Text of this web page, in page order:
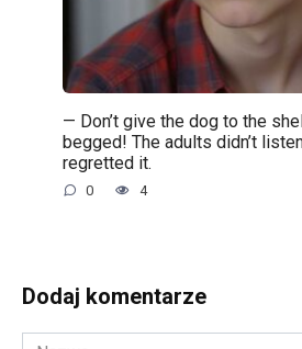
— Don’t give the dog to the
begged! The adults didn’t
regretted it.
0 4
Dodaj komentarze
Nazwa